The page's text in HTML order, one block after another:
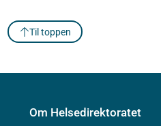
Til toppen
Om Helsedirektoratet